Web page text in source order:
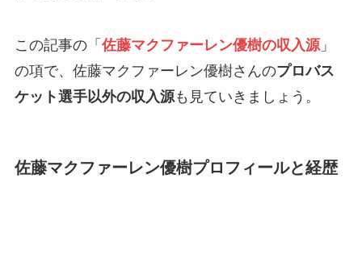
この記事の「 佐藤マクファーレン優樹の収入源」
の項で、佐藤マクファーレン優樹さんのプロバス
ケット選手以外の収入源も見ていきましょう。
佐藤マクファーレン優樹プロフィールと経歴